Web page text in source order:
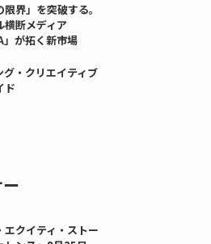
限界」を突破する。
横断メディア
」が拓く新市場
グ・クリエイティブ
ド
エクイティ・ストー